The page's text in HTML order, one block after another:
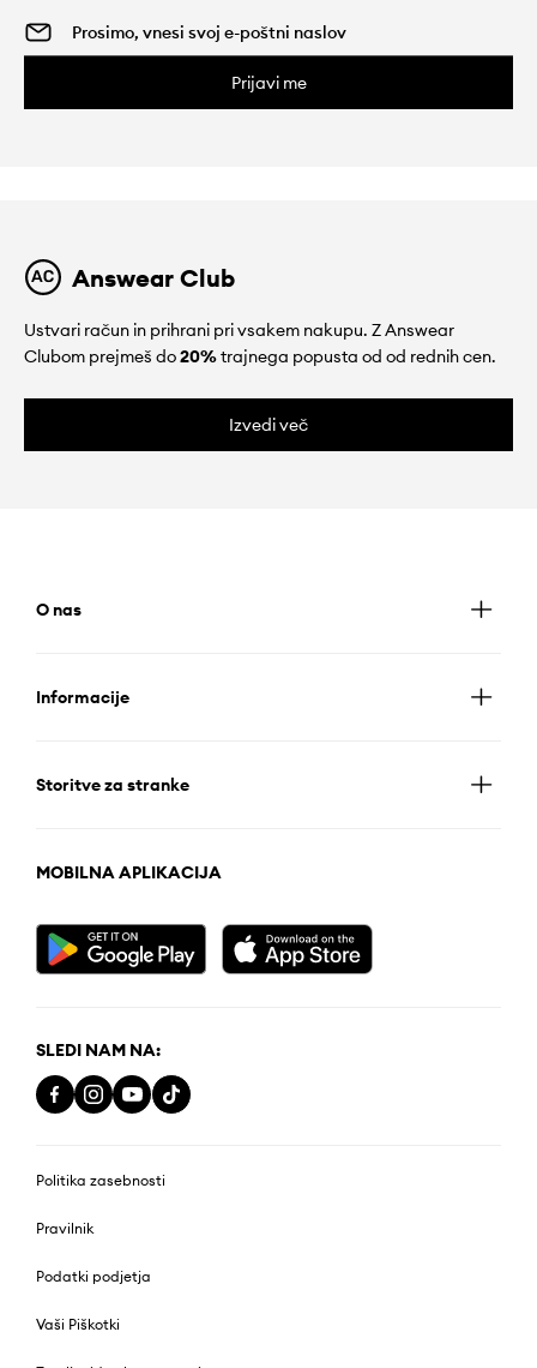
Prijavi me
Answear Club
Ustvari račun in prihrani pri vsakem nakupu. Z Answear
Clubom prejmeš do20%trajnega popusta od od rednih cen.
Izvedi več
O nas
Informacije
Storitve za stranke
MOBILNA APLIKACIJA
SLEDI NAM NA:
Politika zasebnosti
Pravilnik
Podatki podjetja
Vaši Piškotki